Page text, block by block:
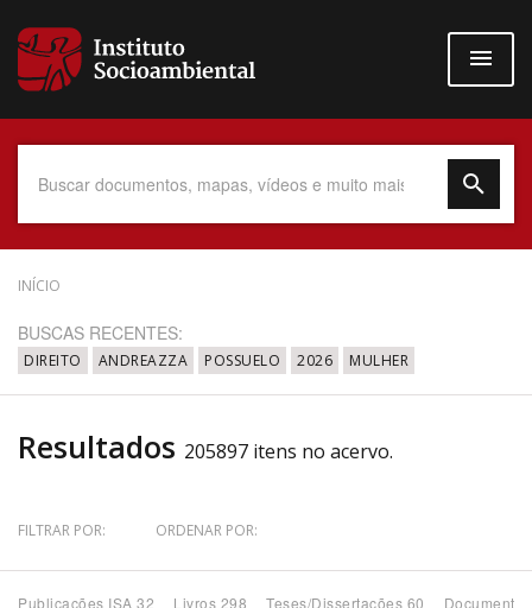
para
conteúdo
Data do Documento
Até
Povo Indígena
INÍCIO
BUSCAS RECENTES:
DIREITO ANDREAZZA POSSUELO 2026 MULHER
Resultados 205897 itens no acervo.
FILTRAR POR: ORDENAR POR:
Publicações ISA 32 Livros 298 Teses/Dissertações 60